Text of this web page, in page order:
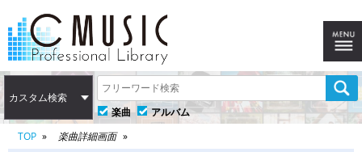
カスタム検索
楽曲
アルバム
TOP
楽曲詳細画面